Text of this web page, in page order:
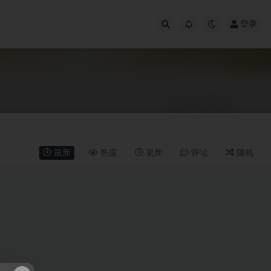
登录
最新 热度 更新 评论 随机